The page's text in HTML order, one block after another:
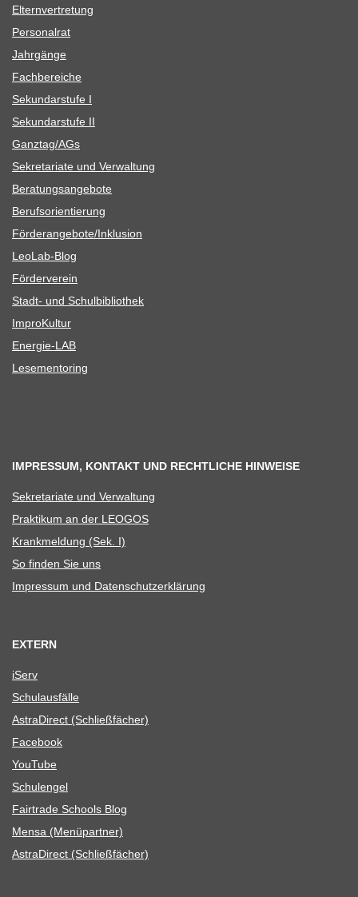
Eltern­ver­tre­tung
Per­so­nal­rat
Jahr­gänge
Fach­be­rei­che
Sekun­dar­stufe I
Sekun­dar­stufe II
Ganztag/​​AGs
Sekre­ta­riate und Verwaltung
Bera­tungs­an­ge­bote
Berufs­ori­en­tie­rung
Förderangebote/​​Inklusion
Leo­Lab-Blog
För­der­ver­ein
Stadt- und Schulbibliothek
Impro­Kul­tur
Ener­­gie-LAB
Lese­men­to­ring
IMPRESSUM, KONTAKT UND RECHTLICHE HINWEISE
Sekre­ta­riate und Verwaltung
Prak­ti­kum an der LEOGOS
Krank­mel­dung (Sek. I)
So fin­den Sie uns
Impres­sum und Datenschutzerklärung
EXTERN
iServ
Schul­aus­fälle
Astra­Di­rect (Schließ­fä­cher)
Face­book
You­Tube
Schul­en­gel
Fair­trade Schools Blog
Mensa (Menü­part­ner)
Astra­Di­rect (Schließ­fä­cher)